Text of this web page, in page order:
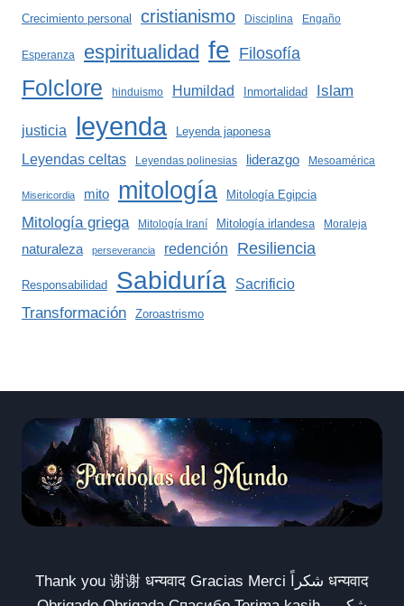
Crecimiento personal cristianismo Disciplina Engaño
Esperanza espiritualidad fe Filosofía
Folclore hinduismo Humildad Inmortalidad Islam
justicia leyenda Leyenda japonesa
Leyendas celtas Leyendas polinesias liderazgo Mesoamérica
Misericordia mito mitología Mitología Egipcia
Mitología griega Mitología Iraní Mitología irlandesa Moraleja
naturaleza perseverancia redención Resiliencia
Responsabilidad Sabiduría Sacrificio
Transformación Zoroastrismo
Thank you 谢谢 धन्यवाद Gracias Merci شكراً धन्यवाद